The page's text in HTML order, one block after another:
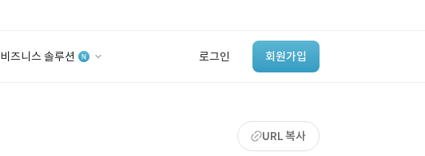
비즈니스 솔루션 로그인 회원가입
‘이런 거’ 만들어본
URL 복사